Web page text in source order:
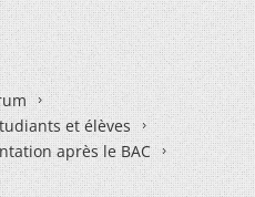
et élèves
après le BAC